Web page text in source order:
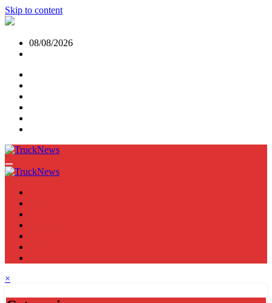
Skip to content
08/08/2026
×